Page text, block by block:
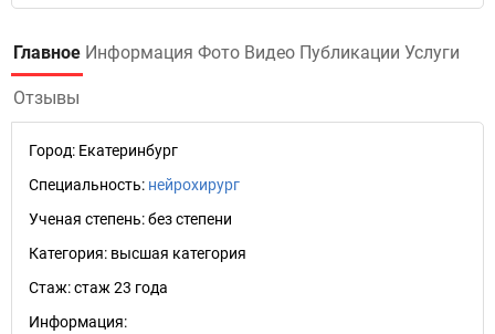
Главное Информация Фото Видео Публикации Услуги
Отзывы
Город: Екатеринбург
Специальность: нейрохирург
Ученая степень:без степени
Категория: высшая категория
Стаж:стаж 23 года
Информация: